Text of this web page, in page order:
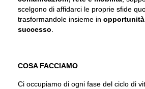
scelgono di affidarci le proprie sfide
trasformandole insieme in
successo
COSA FACCIAMO
Ci occupiamo di ogni fase del ciclo di